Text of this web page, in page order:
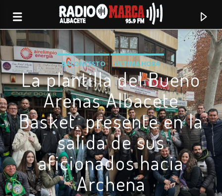
Canción actual
BALONCESTO ÚLTIMA HORA
La plantilla del Bueno
Arenas Albacete
Basket, presente en la
salida de sus
aficionados hacia
Archena